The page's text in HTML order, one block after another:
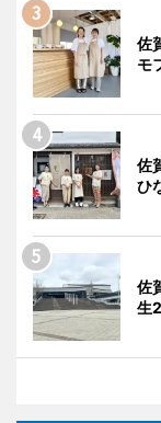
佐
モ
佐
ひ
佐
生